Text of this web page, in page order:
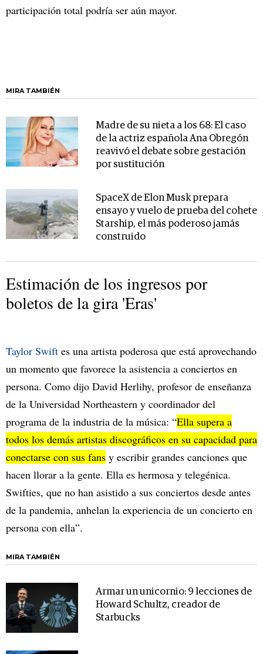
participación total podría ser aún mayor.
MIRA TAMBIÉN
Madre de su nieta a los 68: El caso
de la actriz española Ana Obregón
reavivó el debate sobre gestación
por sustitución
SpaceX de Elon Musk prepara
ensayo y vuelo de prueba del cohete
Starship, el más poderoso jamás
construido
Estimación de los ingresos por
boletos de la gira 'Eras'
Taylor Swift es una artista poderosa que está aprovechando
un momento que favorece la asistencia a conciertos en
persona. Como dijo David Herlihy, profesor de enseñanza
de la Universidad Northeastern y coordinador del
programa de la industria de la música: “Ella supera a
todos los demás artistas discográficos en su capacidad para
conectarse con sus fans y escribir grandes canciones que
hacen llorar a la gente. Ella es hermosa y telegénica.
Swifties, que no han asistido a sus conciertos desde antes
de la pandemia, anhelan la experiencia de un concierto en
persona con ella”.
MIRA TAMBIÉN
Armar un unicornio: 9 lecciones de
Howard Schultz, creador de
Starbucks